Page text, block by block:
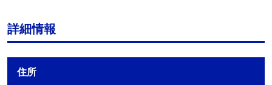
詳細情報
住所